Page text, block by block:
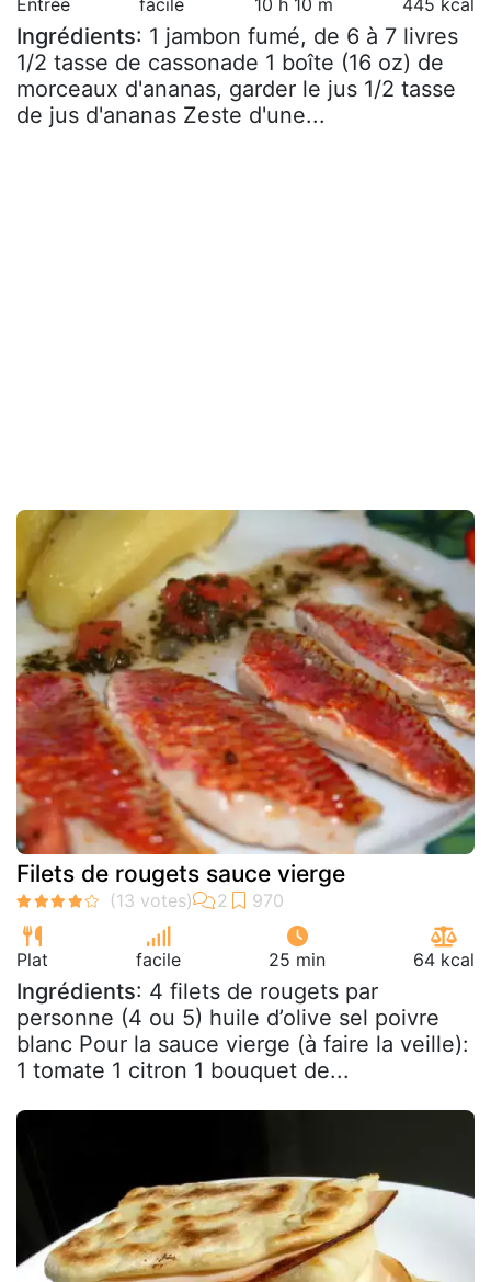
Entrée facile 10 h 10 m 445 kcal
Ingrédients: 1 jambon fumé, de 6 à 7 livres
1/2 tasse de cassonade 1 boîte (16 oz) de
morceaux d'ananas, garder le jus 1/2 tasse
de jus d'ananas Zeste d'une...
Filets de rougets sauce vierge
Plat facile 25 min 64 kcal
Ingrédients: 4 filets de rougets par
personne (4 ou 5) huile d’olive sel poivre
blanc Pour la sauce vierge (à faire la veille):
1 tomate 1 citron 1 bouquet de...